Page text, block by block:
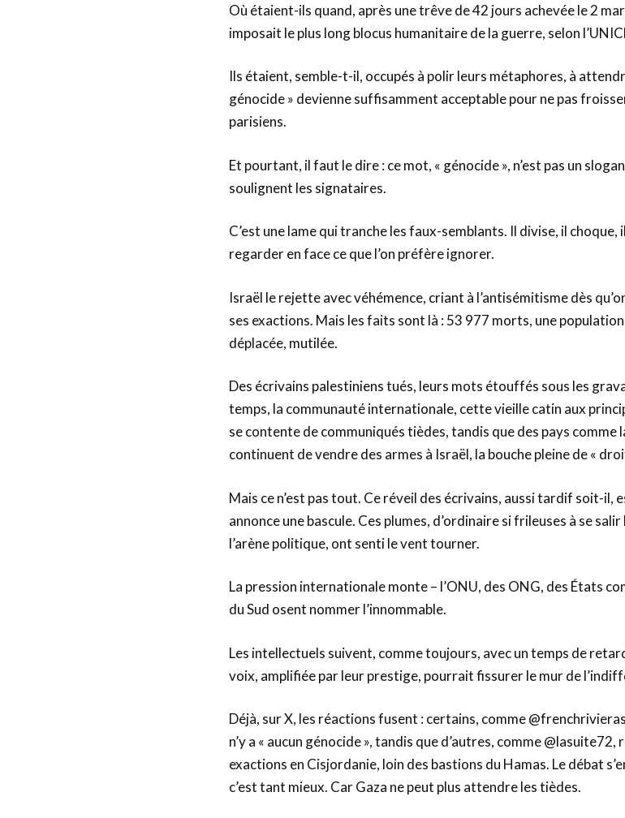
Où étaient-ils quand, après une trêve de 42 jours achevée le 2
imposait le plus long blocus humanitaire de la guerre, selon
Ils étaient, semble-t-il, occupés à polir leurs métaphores, à
génocide » devienne suffisamment acceptable pour ne pas
parisiens.
Et pourtant, il faut le dire : ce mot, « génocide », n’est pas un
soulignent les signataires.
C’est une lame qui tranche les faux-semblants. Il divise, il choque,
regarder en face ce que l’on préfère ignorer.
Israël le rejette avec véhémence, criant à l’antisémitisme dès
ses exactions. Mais les faits sont là : 53 977 morts, une
déplacée, mutilée.
Des écrivains palestiniens tués, leurs mots étouffés sous les
temps, la communauté internationale, cette vieille catin aux
se contente de communiqués tièdes, tandis que des pays comme
continuent de vendre des armes à Israël, la bouche pleine de «
Mais ce n’est pas tout. Ce réveil des écrivains, aussi tardif soit-il,
annonce une bascule. Ces plumes, d’ordinaire si frileuses à se salir
l’arène politique, ont senti le vent tourner.
La pression internationale monte – l’ONU, des ONG, des États
du Sud osent nommer l’innommable.
Les intellectuels suivent, comme toujours, avec un temps de
voix, amplifiée par leur prestige, pourrait fissurer le mur de
Déjà, sur X, les réactions fusent : certains, comme
n’y a « aucun génocide », tandis que d’autres, comme @lasuite72,
exactions en Cisjordanie, loin des bastions du Hamas. Le débat
c’est tant mieux. Car Gaza ne peut plus attendre les tièdes.